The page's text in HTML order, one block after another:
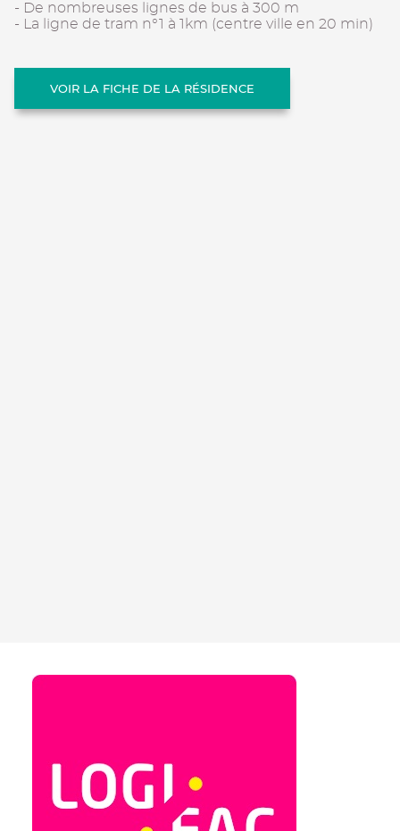
- De nombreuses lignes de bus à 300 m
- La ligne de tram n°1 à 1km (centre ville en 20 min)
VOIR LA FICHE DE LA RÉSIDENCE